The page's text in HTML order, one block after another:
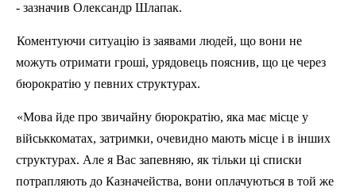
- зазначив Олександр Шлапак.
Коментуючи ситуацію із заявами людей, що вони не
можуть отримати гроші, урядовець пояснив, що це через
бюрократію у певних структурах.
«Мова йде про звичайну бюрократію, яка має місце у
військкоматах, затримки, очевидно мають місце і в інших
структурах. Але я Вас запевняю, як тільки ці списки
потрапляють до Казначейства, вони оплачуються в той же